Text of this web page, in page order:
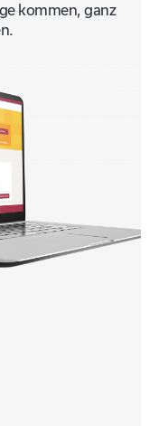
kommen, ganz